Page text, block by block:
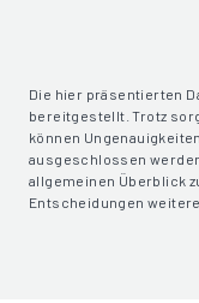
Die hier präsentierten
bereitgestellt. Trotz
können
ausgeschlossen
allgemeinen Überblick
Entscheidungen